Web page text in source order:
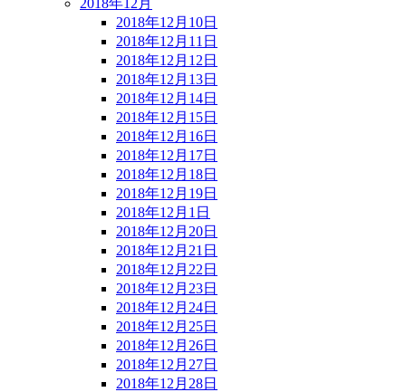
2018年12月10日
2018年12月11日
2018年12月12日
2018年12月13日
2018年12月14日
2018年12月15日
2018年12月16日
2018年12月17日
2018年12月18日
2018年12月19日
2018年12月1日
2018年12月20日
2018年12月21日
2018年12月22日
2018年12月23日
2018年12月24日
2018年12月25日
2018年12月26日
2018年12月27日
2018年12月28日